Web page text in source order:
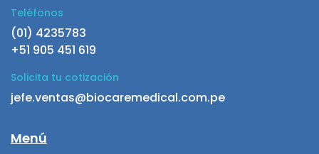
Teléfonos
(01) 4235783
+51 905 451 619
Solicita tu cotización
jefe.ventas@biocaremedical.com.pe
Menú